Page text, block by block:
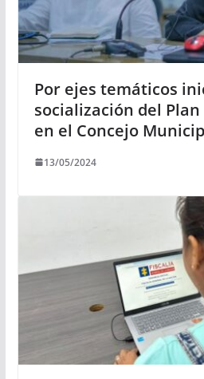
Por ejes temáticos
socialización del
en el Concejo
13/05/2024